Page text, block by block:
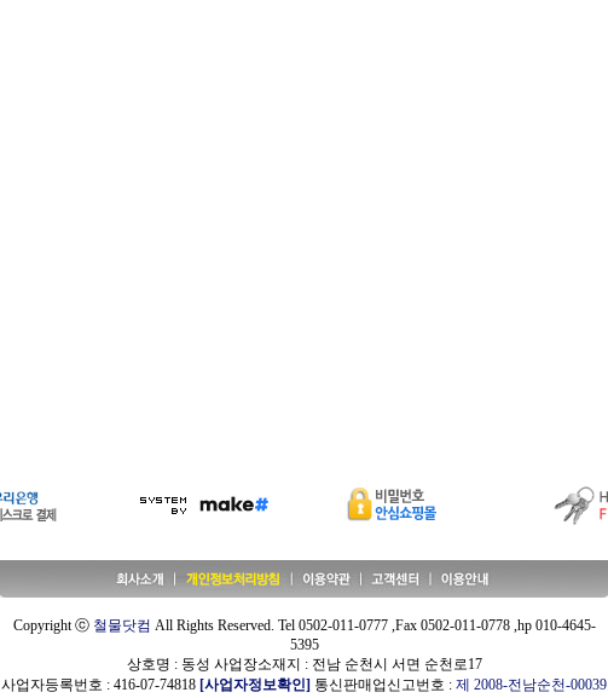
Copyright ⓒ 철물닷컴 All Rights Reserved. Tel 0502-011-0777 ,Fax 0502-011-0778 ,hp 010-4645-
5395
상호명 : 동성 사업장소재지 : 전남 순천시 서면 순천로17
사업자등록번호 : 416-07-74818 [사업자정보확인] 통신판매업신고번호 : 제 2008-전남순천-00039